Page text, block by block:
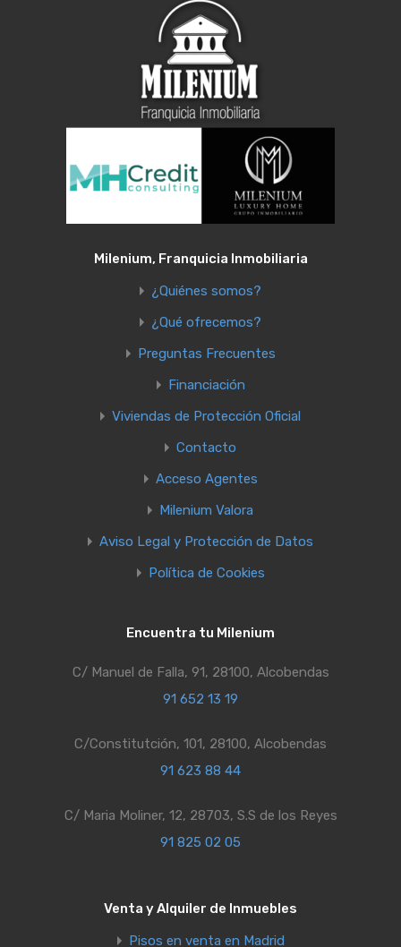
Milenium, Franquicia Inmobiliaria
¿Quiénes somos?
¿Qué ofrecemos?
Preguntas Frecuentes
Financiación
Viviendas de Protección Oficial
Contacto
Acceso Agentes
Milenium Valora
Aviso Legal y Protección de Datos
Política de Cookies
Encuentra tu Milenium
C/ Manuel de Falla, 91, 28100, Alcobendas
91 652 13 19
C/Constitutción, 101, 28100, Alcobendas
91 623 88 44
C/ Maria Moliner, 12, 28703, S.S de los Reyes
91 825 02 05
Venta y Alquiler de Inmuebles
Pisos en venta en Madrid